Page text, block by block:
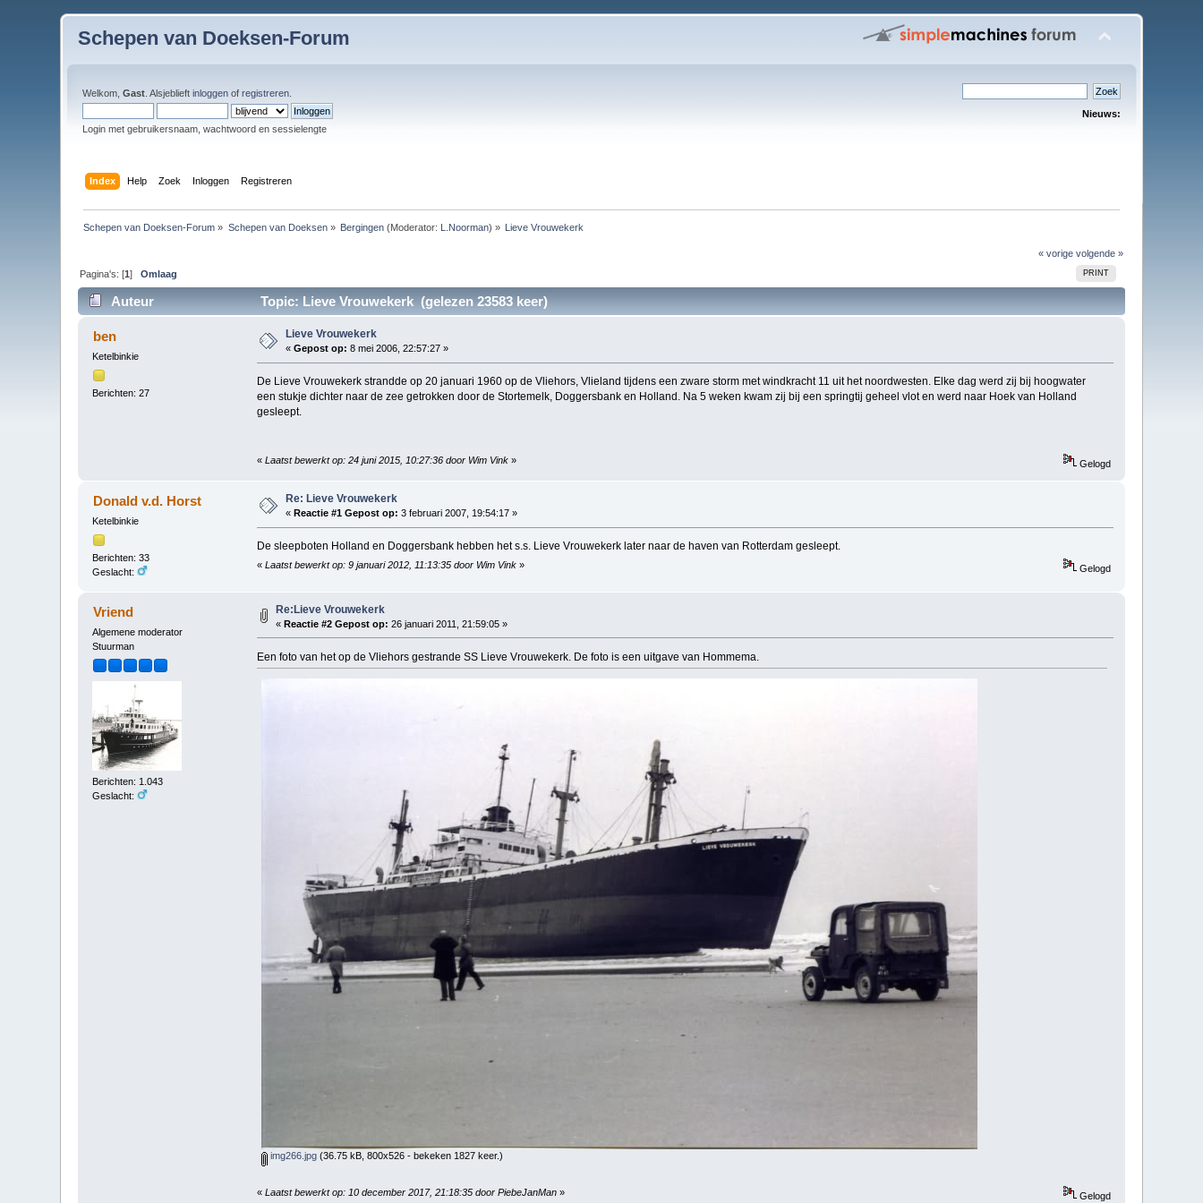
Schepen van Doeksen-Forum
Welkom,Gast . Alsjeblieftinloggen ofregistreren
Login met gebruikersnaam, wachtwoord en sessielengte
Nieuws:
Index Help Zoek Inloggen Registreren
Schepen van Doeksen-Forum » Schepen van Doeksen» Bergingen (Moderator: L.Noorman) » Lieve Vrouwekerk
« vorige volgende »
PRINT
Pagina's: [1]Omlaag
Auteur Topic: Lieve Vrouwekerk (gelezen 23583 keer)
ben
Ketelbinkie
Berichten: 27
Lieve Vrouwekerk
«Gepost op: 8 mei 2006, 22:57:27 »
De Lieve Vrouwekerk strandde op 20 januari 1960 op de Vliehors, Vlieland tijdens een zware storm met windkracht 11 uit het noordwesten. Elke dag werd zij bij hoogwater
een stukje dichter naar de zee getrokken door de Stortemelk, Doggersbank en Holland. Na 5 weken kwam zij bij een springtij geheel vlot en werd naar Hoek van Holland
gesleept.
« Laatst bewerkt op: 24 juni 2015, 10:27:36 door Wim Vink» Gelogd
Donald v.d. Horst
Ketelbinkie
Berichten: 33
Geslacht:
Re: Lieve Vrouwekerk
« Reactie #1 Gepost op: 3 februari 2007, 19:54:17 »
De sleepboten Holland en Doggersbank hebben het s.s. Lieve Vrouwekerk later naar de haven van Rotterdam gesleept.
« Laatst bewerkt op: 9 januari 2012, 11:13:35 door Wim Vink» Gelogd
Vriend
Algemene moderator
Stuurman
Berichten: 1.043
Geslacht:
Re:Lieve Vrouwekerk
«Reactie #2 Gepost op: 26 januari 2011, 21:59:05 »
Een foto van het op de Vliehors gestrande SS Lieve Vrouwekerk. De foto is een uitgave van Hommema.
img266.jpg (36.75 kB, 800x526 - bekeken 1827 keer.)
« Laatst bewerkt op: 10 december 2017, 21:18:35 door PiebeJanMan» Gelogd